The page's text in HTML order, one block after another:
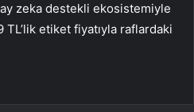
zeka destekli ekosistemiyle
etiket fiyatıyla raflardaki